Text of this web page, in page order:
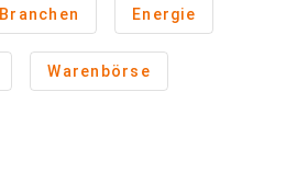
Branchen Energie
Warenbörse